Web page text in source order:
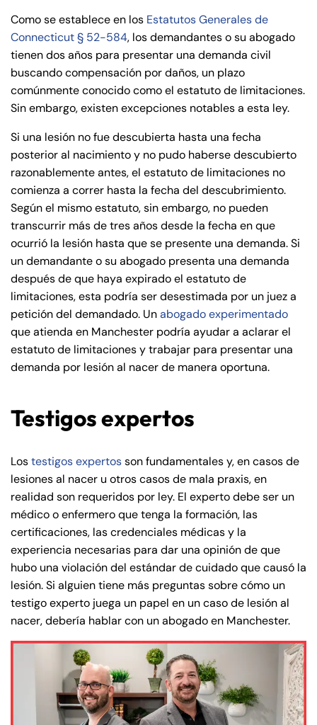
Como se establece en los Estatutos Generales de
Connecticut § 52-584, los demandantes o su abogado
tienen dos años para presentar una demanda civil
buscando compensación por daños, un plazo
comúnmente conocido como el estatuto de limitaciones.
Sin embargo, existen excepciones notables a esta ley.
Si una lesión no fue descubierta hasta una fecha
posterior al nacimiento y no pudo haberse descubierto
razonablemente antes, el estatuto de limitaciones no
comienza a correr hasta la fecha del descubrimiento.
Según el mismo estatuto, sin embargo, no pueden
transcurrir más de tres años desde la fecha en que
ocurrió la lesión hasta que se presente una demanda. Si
un demandante o su abogado presenta una demanda
después de que haya expirado el estatuto de
limitaciones, esta podría ser desestimada por un juez a
petición del demandado. Unabogado experimentado
que atienda en Manchester podría ayudar a aclarar el
estatuto de limitaciones y trabajar para presentar una
demanda por lesión al nacer de manera oportuna.
Testigos expertos
Lostestigos expertosson fundamentales y, en casos de
lesiones al nacer u otros casos de mala praxis, en
realidad son requeridos por ley. El experto debe ser un
médico o enfermero que tenga la formación, las
certificaciones, las credenciales médicas y la
experiencia necesarias para dar una opinión de que
hubo una violación del estándar de cuidado que causó la
lesión. Si alguien tiene más preguntas sobre cómo un
testigo experto juega un papel en un caso de lesión al
nacer, debería hablar con un abogado en Manchester.
Wednesday
8:30 AM – 5:00
PM
Thursday
8:30 AM – 5:00
PM
Friday
8:30 AM – 5:00
PM
Saturday
Closed
Sunday
Closed
Wednesday
8:30 AM – 5:00
PM
Thursday
8:30 AM – 5:00
PM
Friday
8:30 AM – 5:00
PM
Saturday
Closed
Sunday
Closed